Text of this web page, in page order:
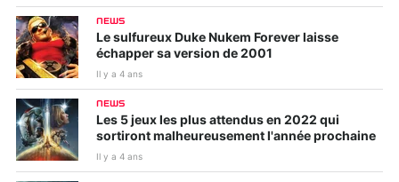
NEWS
Le sulfureux Duke Nukem Forever laisse
échapper sa version de 2001
Il y a 4 ans
NEWS
Les 5 jeux les plus attendus en 2022 qui
sortiront malheureusement l'année prochaine
Il y a 4 ans